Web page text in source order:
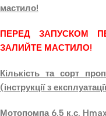
мастило!
ПЕРЕД ЗАПУСКОМ
ЗАЛИЙТЕ МАСТИЛО!
Кількість та сорт
(інструкції з
Мотопомпа 6.5 к.с.